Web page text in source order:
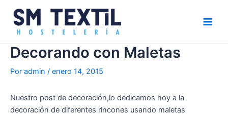
contenido
Decorando con Maletas
Por admin / enero 14, 2015
Nuestro post de decoración,lo dedicamos hoy a la
decoración de diferentes rincones usando maletas
de
entradas